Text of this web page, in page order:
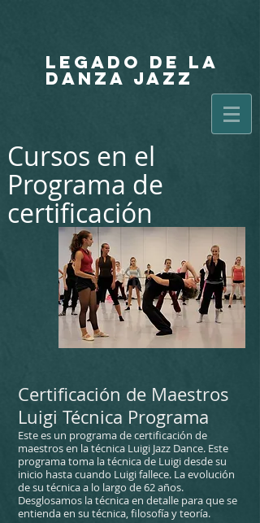
LEGADO DE LA
DANZA JAZZ
Cursos en el
Programa de
certificación
Certificación de Maestros
Luigi Técnica Programa
Este es un programa de certificación de
maestros en la técnica Luigi Jazz Dance. Este
programa toma la técnica de Luigi desde su
inicio hasta cuando Luigi fallece. La evolución
de su técnica a lo largo de 62 años.
Desglosamos la técnica en detalle para que se
entienda en su técnica, filosofía y teoría.